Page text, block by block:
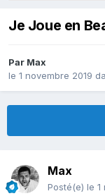
Je Joue en
Par Max
le 1 novembre 2019
Max
Posté(e) le 1